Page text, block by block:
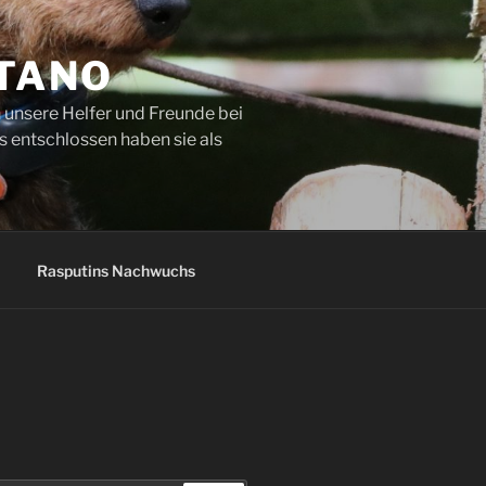
Helfer und Freunde bei
entschlossen haben sie als
Rasputins Nachwuchs